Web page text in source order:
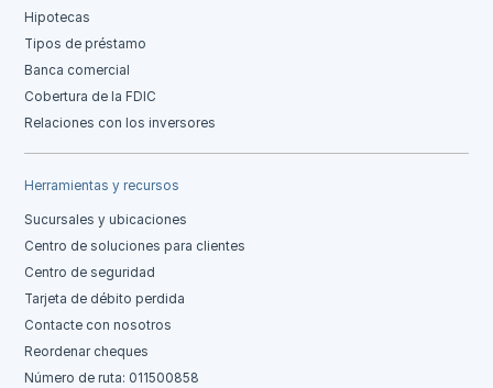
Hipotecas
Tipos de préstamo
Banca comercial
Cobertura de la FDIC
Relaciones con los inversores
Herramientas y recursos
Sucursales y ubicaciones
Centro de soluciones para clientes
Centro de seguridad
Tarjeta de débito perdida
Contacte con nosotros
Reordenar cheques
Número de ruta: 011500858